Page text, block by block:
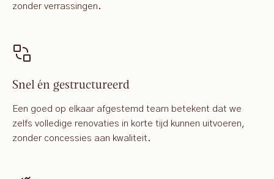
zonder verrassingen.
Snel én gestructureerd
Een goed op elkaar afgestemd team betekent dat we
zelfs volledige renovaties in korte tijd kunnen uitvoeren,
zonder concessies aan kwaliteit.